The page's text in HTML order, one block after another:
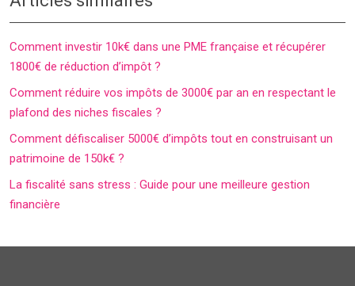
Comment investir 10k€ dans une PME française et récupérer
1800€ de réduction d’impôt ?
Comment réduire vos impôts de 3000€ par an en respectant le
plafond des niches fiscales ?
Comment défiscaliser 5000€ d’impôts tout en construisant un
patrimoine de 150k€ ?
La fiscalité sans stress : Guide pour une meilleure gestion
financière